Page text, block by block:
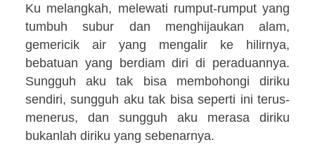
Ku melangkah, melewati rumput-rumput yang
tumbuh subur dan menghijaukan alam,
gemericik air yang mengalir ke hilirnya,
bebatuan yang berdiam diri di peraduannya.
Sungguh aku tak bisa membohongi diriku
sendiri, sungguh aku tak bisa seperti ini terus-
menerus, dan sungguh aku merasa diriku
bukanlah diriku yang sebenarnya.